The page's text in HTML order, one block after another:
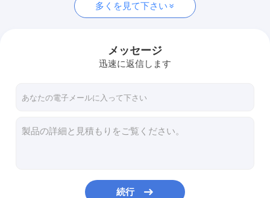
陶器用色素
工業 セラミック部品
光発光色素
多くを見て下さい
メッセージ
迅速に返信します
続行